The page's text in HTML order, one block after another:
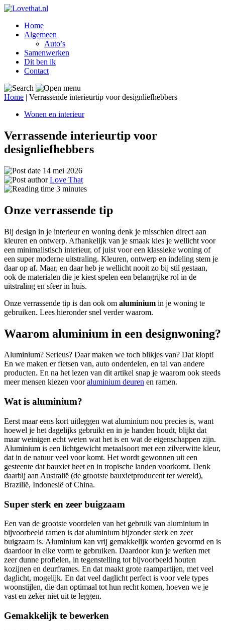
Home
Algemeen
Auto’s
Samenwerken
Dit ben ik
Contact
Home | Verrassende interieurtip voor designliefhebbers
Wonen en interieur
Verrassende interieurtip voor
designliefhebbers
14 mei 2026
Love That
3 minutes
Onze verrassende tip
Bij design in je interieur en woning denk je misschien direct aan
kleuren en ontwerp. Afhankelijk van je smaak kies je wellicht voor
een minimalistisch interieur, of juist voor een klassieke woning of
een super moderne uitstraling. Kleuren, ontwerp en indeling stem je
daar op af. Maar, en daar heb je wellicht nooit zo bij stil gestaan,
ook de materialen die je kiest spelen een belangrijke rol in de
uitstraling en sfeer in huis.
Onze verrassende tip is dan ook om aluminium in je woning te
gebruiken. Lees hieronder snel verder waarom.
Waarom aluminium in een designwoning?
Aluminium? Serieus? Daar maken we toch blikjes van? Dat klopt!
En we maken er fietsen van, auto onderdelen, en tal van andere
producten. En na het lezen van dit artikel snap je waarom ook steeds
meer mensen kiezen vooraluminium deuren en ramen.
Wat is aluminium?
Eerst maar eens kort uitleggen wat aluminium nou precies is, want
hoewel je het dagelijks gebruikt en in je handen houdt, blijkt dat
maar weinigen echt weten wat het is en wat de eigenschappen zijn.
Aluminium is een lichtgewicht metaalsoort met een zilverwitte kleur,
dat in de natuur veel voor komt. Het wordt gewonnen uit een
gesteente dat bauxiet heet en in tropische landen voorkomt. Denk
daarbij aan Australië (de grootste bauxietproducent ter wereld),
Brazilië, Indonesië of China.
Super sterk en zeer buigzaam
Een van de grootste voordelen van het gebruik van aluminium in
bijvoorbeeld ramen is dat aluminium bijzonder sterk en zeer
buigzaam is. Aluminium kan vrij gemakkelijk worden gevormd en is
daardoor in elke vorm te gebruiken. Daardoor kun je werken met
zeer dunne profielen, in tegenstelling tot bijvoorbeeld houten
kozijnen en deurframes. En dat maakt grote raampartijen, met veel
daglicht, mogelijk. En dat veel daglicht perfect is voor vele types
woonstijlen, die dan optimaal tot hun recht komen, hoeven we je
vast en zeker niet uit te leggen.
Gemakkelijk te bewerken